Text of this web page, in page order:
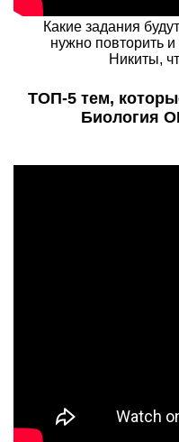
Какие задания
нужно повторить
Никиты,
ТОП-5 тем,
Биология